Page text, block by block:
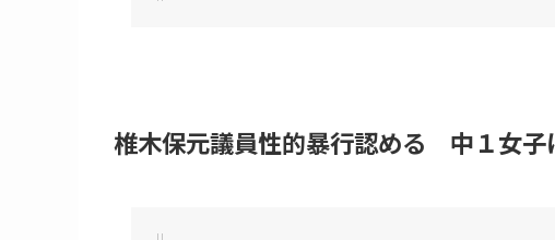
椎木保元議員性的暴行認める 中１女